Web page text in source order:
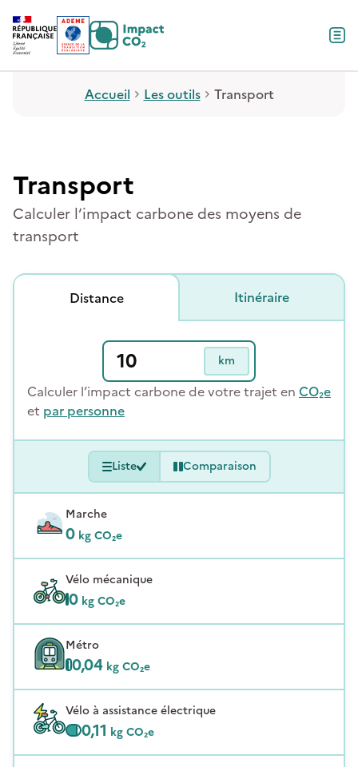
Contenu
Menu
Pied de page
Accueil Les outils Transport
Transport
Calculer l’impact carbone des moyens de
transport
Distance Itinéraire
km
Calculer l’impact carbone de votre trajet en CO₂e
et par personne
Liste Comparaison
Marche
0 kg CO₂e
Vélo mécanique
0 kg CO₂e
Métro
0,04 kg CO₂e
Vélo à assistance électrique
0,11 kg CO₂e